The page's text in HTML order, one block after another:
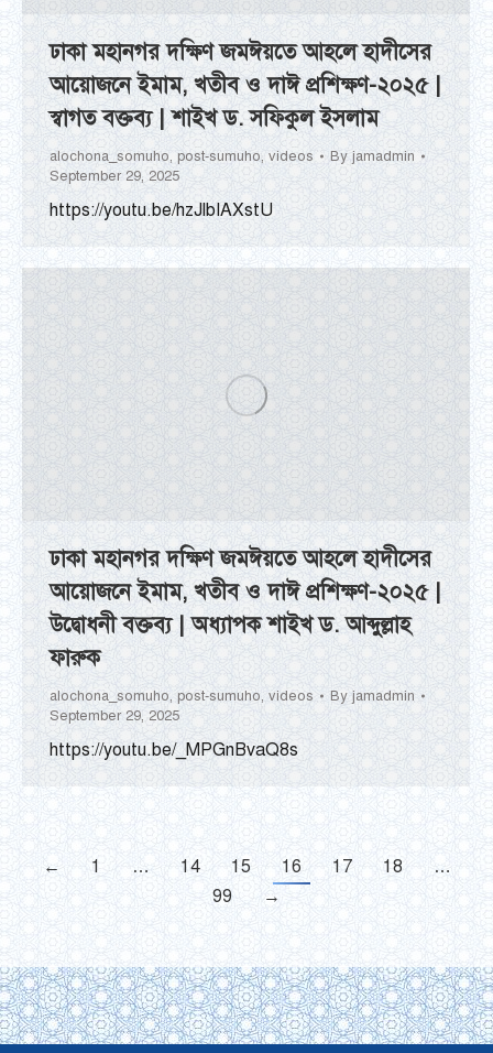
ঢাকা মহানগর দক্ষিণ জমঈয়তে আহলে হাদীসের
আয়োজনে ইমাম, খতীব ও দাঈ প্রশিক্ষণ-২০২৫ |
স্বাগত বক্তব্য | শাইখ ড. সফিকুল ইসলাম
alochona_somuho, post-sumuho, videos By jamadmin
September 29, 2025
https://youtu.be/hzJlbIAXstU
ঢাকা মহানগর দক্ষিণ জমঈয়তে আহলে হাদীসের
আয়োজনে ইমাম, খতীব ও দাঈ প্রশিক্ষণ-২০২৫ |
উদ্বোধনী বক্তব্য | অধ্যাপক শাইখ ড. আব্দুল্লাহ
ফারুক
alochona_somuho, post-sumuho, videos By jamadmin
September 29, 2025
https://youtu.be/_MPGnBvaQ8s
← 1 … 14 15 16 17 18
…
99
→